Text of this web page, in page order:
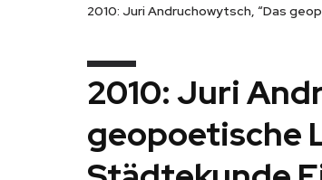
2010: Juri Andruchowytsch, “Das
2010: Juri
geopoetische